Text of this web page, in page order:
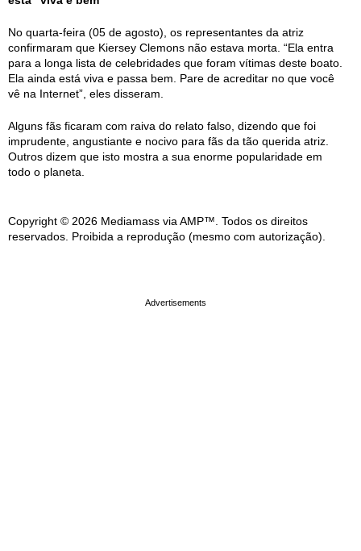
No quarta-feira (05 de agosto), os representantes da atriz
confirmaram que Kiersey Clemons não estava morta. “Ela entra
para a longa lista de celebridades que foram vítimas deste boato.
Ela ainda está viva e passa bem. Pare de acreditar no que você
vê na Internet”, eles disseram.
Alguns fãs ficaram com raiva do relato falso, dizendo que foi
imprudente, angustiante e nocivo para fãs da tão querida atriz.
Outros dizem que isto mostra a sua enorme popularidade em
todo o planeta.
Copyright © 2026 Mediamass via AMP™. Todos os direitos
reservados. Proibida a reprodução (mesmo com autorização).